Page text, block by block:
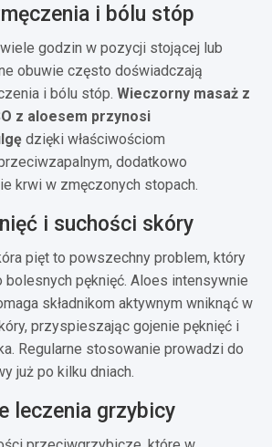
i bólu stóp
godzin w pozycji stojącej lub
obuwie często doświadczają
i bólu stóp. Wieczorny masaż z
z aloesem przynosi
dzięki właściwościom
dodatkowo
krwi w zmęczonych stopach.
i suchości skóry
pięt to powszechny problem, który
pęknięć. Aloes intensywnie
składnikom aktywnym wniknąć w
przyspieszając gojenie pęknięć i
Regularne stosowanie prowadzi do
już po kilku dniach.
leczenia grzybicy